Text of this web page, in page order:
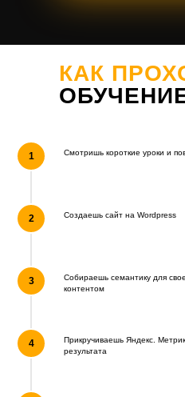
КАК
Смотришь короткие уроки и
Создаешь сайт на Wordpress
Собираешь семантику для
контентом
Прикручиваешь Яндекс.
результата
ПОЧЕМУ МЫ
экспертами агентства поискового
Rush Agency, лидера по поисковому
продвижению сайтов на российском